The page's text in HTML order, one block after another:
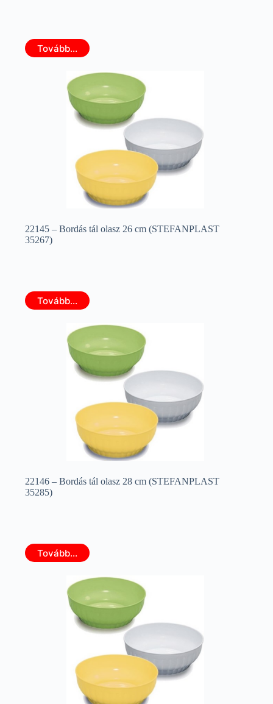
Tovább...
22145 – Bordás tál olasz 26 cm (STEFANPLAST
35267)
Tovább...
22146 – Bordás tál olasz 28 cm (STEFANPLAST
35285)
Tovább...